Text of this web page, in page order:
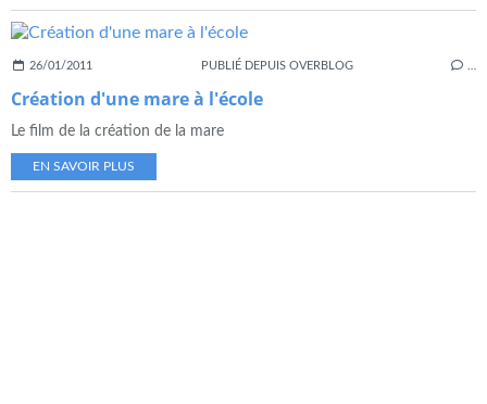
26/01/2011 PUBLIÉ DEPUIS OVERBLOG
Création d'une mare à l'école
Le film de la création de la mare
EN SAVOIR PLUS